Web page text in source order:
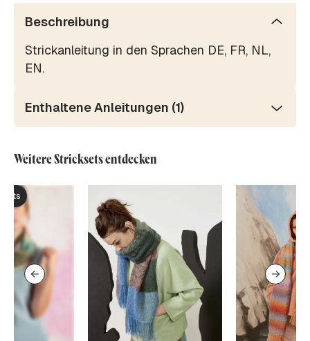
Beschreibung
Strickanleitung in den Sprachen DE, FR, NL,
EN.
Enthaltene Anleitungen (1)
Weitere Stricksets entdecken